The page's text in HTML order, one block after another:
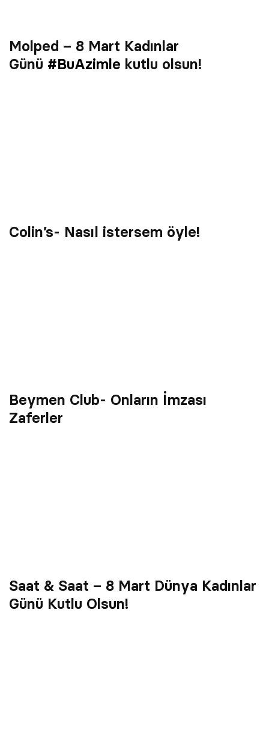
Molped – 8 Mart Kadınlar
Günü #BuAzimle kutlu olsun!
Colin’s- Nasıl istersem öyle!
Beymen Club- Onların İmzası
Zaferler
Saat & Saat – 8 Mart Dünya Kadınlar
Günü Kutlu Olsun!